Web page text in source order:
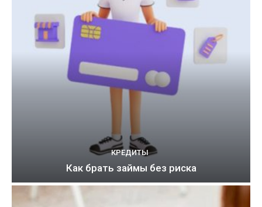
КРЕДИТЫ
Как брать займы без риска